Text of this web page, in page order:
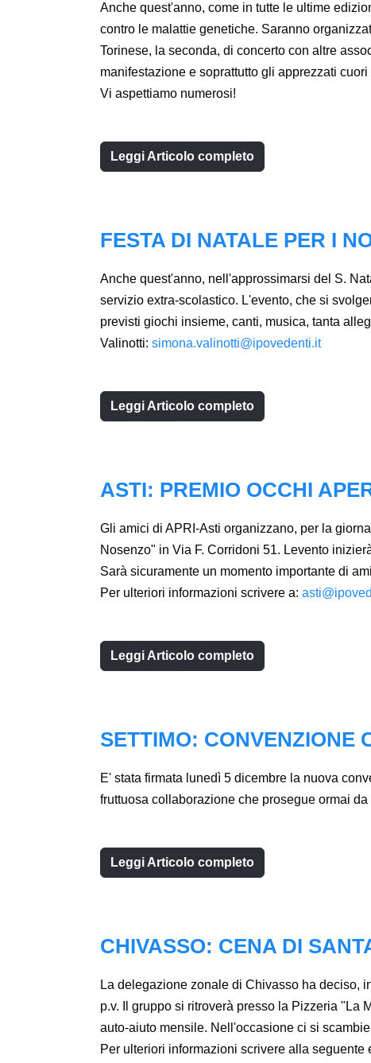
Anche quest'anno, come in tutte le ultime
contro le malattie genetiche. Saranno
Torinese, la seconda, di concerto con altre
manifestazione e soprattutto gli apprezzati
Vi aspettiamo numerosi!
Leggi Articolo completo
FESTA DI NATALE PER I
Anche quest'anno, nell'approssimarsi del S.
servizio extra-scolastico. L'evento, che si
previsti giochi insieme, canti, musica, tanta
Valinotti: simona.valinotti@ipovedenti.it
Leggi Articolo completo
ASTI: PREMIO OCCHI
Gli amici di APRI-Asti organizzano, per la
Nosenzo" in Via F. Corridoni 51. Levento
Sarà sicuramente un momento importante di
Per ulteriori informazioni scrivere a:
Leggi Articolo completo
SETTIMO: CONVENZIONE
E' stata firmata lunedì 5 dicembre la nuova
fruttuosa collaborazione che prosegue ormai da
Leggi Articolo completo
CHIVASSO: CENA DI
La delegazione zonale di Chivasso ha deciso,
p.v. Il gruppo si ritroverà presso la Pizzeria "La
auto-aiuto mensile. Nell'occasione ci si
Per ulteriori informazioni scrivere alla seguente